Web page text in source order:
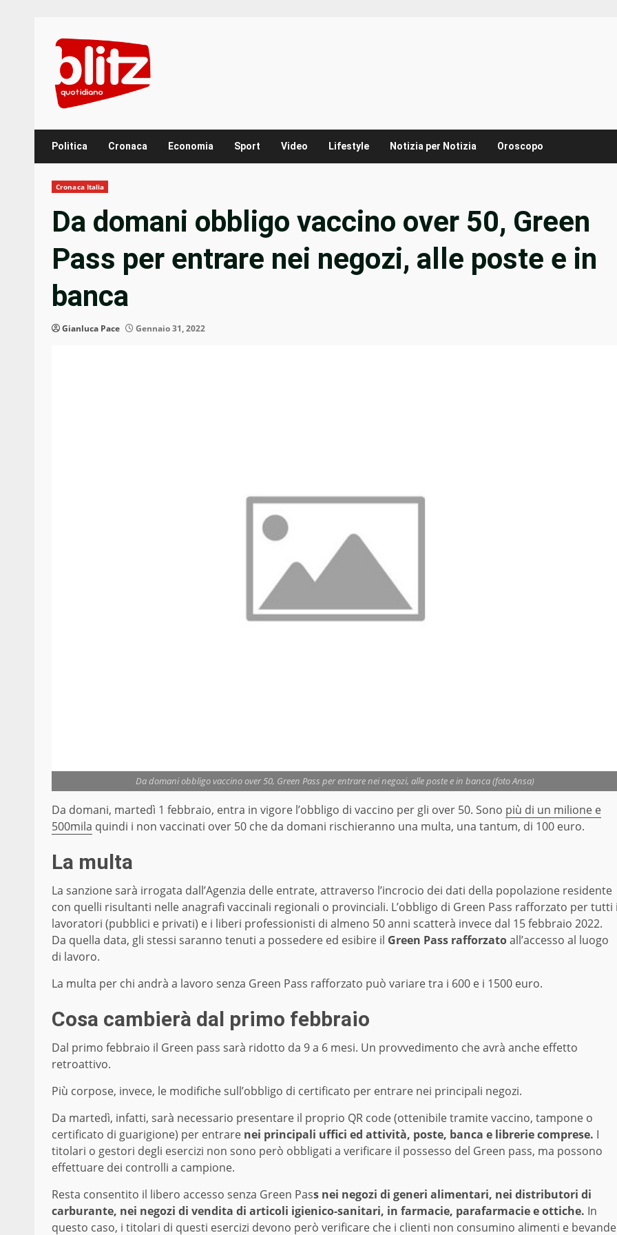
content
Politica Cronaca Economia Sport Video Lifestyle Notizia per Notizia Oroscopo
Cronaca Italia
Da domani obbligo vaccino over 50, Green
Pass per entrare nei negozi, alle poste e in
banca
Gianluca Pace Gennaio 31, 2022
Da domani obbligo vaccino over 50, Green Pass per entrare nei negozi, alle poste e in banca (foto Ansa)
Da domani, martedì 1 febbraio, entra in vigore l’obbligo di vaccino per gli over 50. Sono più di un milione e
500mila quindi i non vaccinati over 50 che da domani rischieranno una multa, una tantum, di 100 euro.
La multa
La sanzione sarà irrogata dall’Agenzia delle entrate, attraverso l’incrocio dei dati della popolazione residente
con quelli risultanti nelle anagrafi vaccinali regionali o provinciali. L’obbligo di Green Pass rafforzato per tutti
lavoratori (pubblici e privati) e i liberi professionisti di almeno 50 anni scatterà invece dal 15 febbraio 2022.
Da quella data, gli stessi saranno tenuti a possedere ed esibire il Green Pass rafforzatoall’accesso al luogo
di lavoro.
La multa per chi andrà a lavoro senza Green Pass rafforzato può variare tra i 600 e i 1500 euro.
Cosa cambierà dal primo febbraio
Dal primo febbraio il Green pass sarà ridotto da 9 a 6 mesi. Un provvedimento che avrà anche effetto
retroattivo.
Più corpose, invece, le modifiche sull’obbligo di certificato per entrare nei principali negozi.
Da martedì, infatti, sarà necessario presentare il proprio QR code (ottenibile tramite vaccino, tampone o
certificato di guarigione) per entrare nei principali uffici ed attività, poste, banca e librerie comprese. I
titolari o gestori degli esercizi non sono però obbligati a verificare il possesso del Green pass, ma possono
effettuare dei controlli a campione.
Resta consentito il libero accesso senza Green Pass nei negozi di generi alimentari, nei distributori di
carburante, nei negozi di vendita di articoli igienico-sanitari, in farmacie, parafarmacie e ottiche. In
questo caso, i titolari di questi esercizi devono però verificare che i clienti non consumino alimenti e bevande